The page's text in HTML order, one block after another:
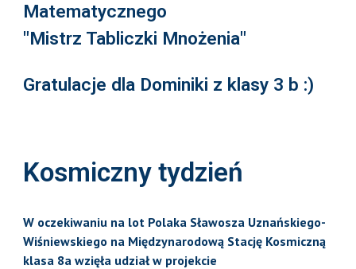
Matematycznego
"Mistrz Tabliczki Mnożenia"
Gratulacje dla Dominiki z klasy 3 b :)
Kosmiczny tydzień
W oczekiwaniu na lot Polaka Sławosza Uznańskiego-
Wiśniewskiego na Międzynarodową Stację Kosmiczną
klasa 8a wzięła udział w projekcie